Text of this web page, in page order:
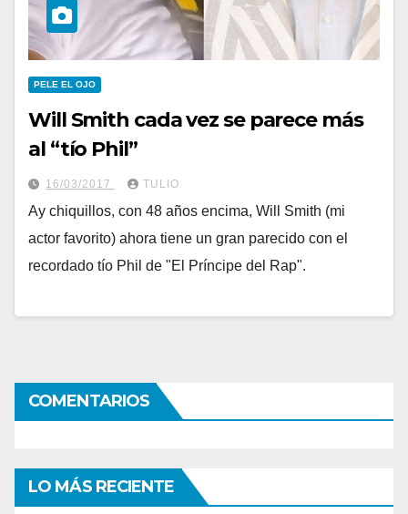
PELE EL OJO
Will Smith cada vez se parece más
al “tío Phil”
16/03/2017 TULIO
Ay chiquillos, con 48 años encima, Will Smith (mi
actor favorito) ahora tiene un gran parecido con el
recordado tío Phil de "El Príncipe del Rap".
COMENTARIOS
LO MÁS RECIENTE